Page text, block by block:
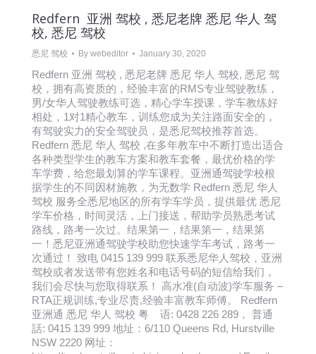
Redfern 亚洲 驾校 , 悉尼老牌 悉尼 华人 驾
校, 悉尼 驾校
悉尼 驾校 By webeditor January 30, 2020
Redfern 亚洲 驾校 , 悉尼老牌 悉尼 华人 驾校, 悉尼 驾
校，拥有高资质的，经验丰富的RMS专业驾驶教练，
男/女华人驾驶教练可选，精心学车授课，学车教练好
相处，1对1精心教车，训练您成为关注路面安全的，
有驾驶实力的安全驾驶员，是悉尼驾校推荐首选。
Redfern 悉尼 华人 驾校 ,在多年教车中不断打造出适合
各种类型学生的教车方案和教车套餐，最优价格的学
车学费，给您最划算的学车课程。亚洲通驾驶学校根
据学生的不同因材施教，为无数学 Redfern 悉尼 华人
驾校 服务全悉尼地区的所有学车学员，提供最优 悉尼
学车价格，时间灵活，上门接送，帮助学员熟悉考试
路线，路考一次过。结果第一，结果第一，结果第
一！悉尼亚洲通驾驶学校助您快速学车考试，路考一
次通过！ 致电 0415 139 999 联系悉尼华人驾校，亚洲
驾校或者发送带有您姓名和电话号码的短信给我们，
我们会尽快与您取得联系！ 高水准(自动波)学车服务 –
RTA正规训练,专业尽责,经验丰富教车师傅。 Redfern
亚洲通 悉尼 华人 驾校 粤 语: 0428 226 289， 普通
話: 0415 139 999 地址：6/110 Queens Rd, Hurstville
NSW 2220 网址：